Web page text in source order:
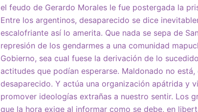
el feudo de Gerardo Morales le fue postergada la
Entre los argentinos, desaparecido se dice
escalofriante así lo amerita. Que nada se sepa de
represión de los gendarmes a una comunidad
Gobierno, sea cual fuese la derivación de lo
actitudes que podían esperarse. Maldonado no
desaparecido. Y actúa una organización apátrida y
promover ideologías extrañas a nuestro sentir. Los
que la hora exige al informar como se debe, en